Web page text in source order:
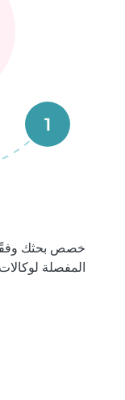
1
خصص بحثك وفقًا
المفصلة